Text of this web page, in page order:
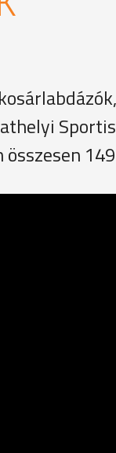
összesen